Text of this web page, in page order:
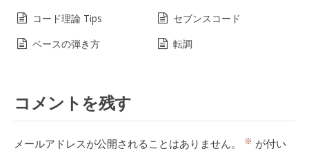
コード理論 Tips
セブンスコード
ベースの弾き方
転調
コメントを残す
メールアドレスが公開されることはありません。 ※ が付い